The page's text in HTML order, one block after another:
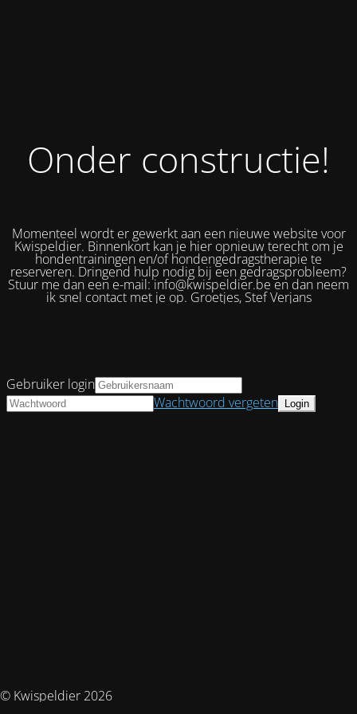
Onder constructie!
Momenteel wordt er gewerkt aan een nieuwe website voor
Kwispeldier. Binnenkort kan je hier opnieuw terecht om je
hondentrainingen en/of hondengedragstherapie te
reserveren. Dringend hulp nodig bij een gedragsprobleem?
Stuur me dan een e-mail: info@kwispeldier.be en dan neem
ik snel contact met je op. Groetjes, Stef Verjans
© Kwispeldier 2026
Gebruiker login
Wachtwoord vergeten